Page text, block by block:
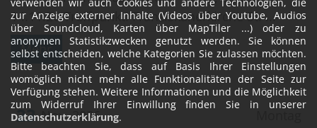
zur Anzeige externer Inhalte (Videos über Youtube, Audios
über Soundcloud, Karten über MapTiler ...) oder zu
anonymen Statistikzwecken genutzt werden. Sie können
selbst entscheiden, welche Kategorien Sie zulassen möchten.
Bitte beachten Sie, dass auf Basis Ihrer Einstellungen
womöglich nicht mehr alle Funktionalitäten der Seite zur
Verfügung stehen. Weitere Informationen und die Möglichkeit
zum Widerruf Ihrer Einwillung finden Sie in unserer
Datenschutzerklärung.
14.11.26 Treffpunkt: Franziskanerkirche St. ...
Mehr
23 Nov. 2026